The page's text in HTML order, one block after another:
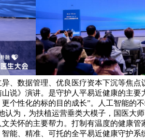
、数据管理、优良医疗资本下沉等焦
说》演讲。是守护人平易近健康的主
个性化的标的目的成长”。人工智能
为，为扶植运营垂类大模子，国医大
关怀的主要帮力。打制有温度的健康
能、精准、可托的全平易近健康守护系